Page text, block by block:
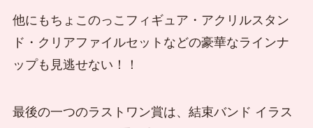
他にもちょこのっこフィギュア・アクリルスタン
ド・クリアファイルセットなどの豪華なラインナ
ップも見逃せない！！
最後の一つのラストワン賞は、結束バンド イラス